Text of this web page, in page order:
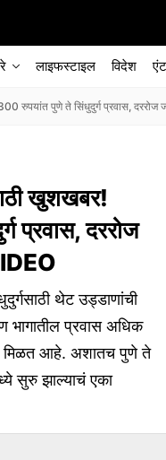
लाइफस्टाइल विदेश
रुपयांत पुणे ते सिंधुदुर्ग प्रवास, दररोज
खुशखबर!
प्रवास, दररोज
थेट उड्डाणांची
भागातील प्रवास अधिक
मिळत आहे. अशातच पुणे ते
सुरु झाल्याचं एका